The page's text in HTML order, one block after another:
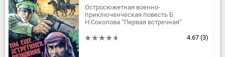
Остросюжетная военно-
приключенческая повесть Б.
Н.Соколова “Первая встречная”
трудной и опасной борьбе советских
4.67 (3)